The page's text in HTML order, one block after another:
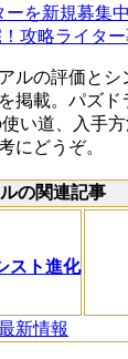
を新規募集中
攻略ライター
ルの評価とシ
掲載。パズド
い道、入手
にどうぞ。
の関連記事
スト進化
新情報